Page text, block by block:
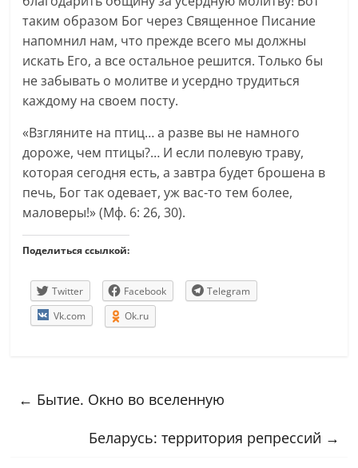
таким образом Бог через Священное Писание
напомнил нам, что прежде всего мы должны
искать Его, а все остальное решится. Только бы
не забывать о молитве и усердно трудиться
каждому на своем посту.
«Взгляните на птиц… а разве вы не намного
дороже, чем птицы?… И если полевую траву,
которая сегодня есть, а завтра будет брошена в
печь, Бог так одевает, уж вас-то тем более,
маловеры!» (Мф. 6: 26, 30).
Поделиться ссылкой:
Twitter Facebook
Telegram
Vk.com
Ok.ru
← Бытие. Окно во вселенную
Беларусь: территория репрессий →